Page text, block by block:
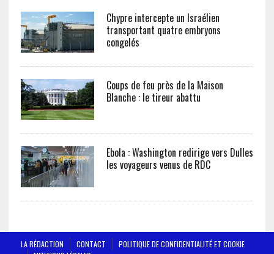
Chypre intercepte un Israélien
transportant quatre embryons
congelés
Coups de feu près de la Maison
Blanche : le tireur abattu
Ebola : Washington redirige vers Dulles
les voyageurs venus de RDC
LA RÉDACTION CONTACT
POLITIQUE DE CONFIDENTIALITÉ ET COOKIE